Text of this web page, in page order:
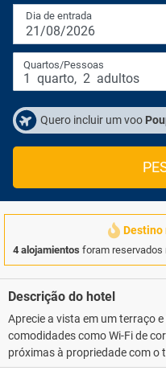
Dia de entrada
21/08/2026
Quartos/Pessoas
1 quarto, 2 adultos
Quero incluir um voo
Destino
4 alojamientos foram
Descrição do hotel
Aprecie a vista em um terraço
comodidades como Wi-Fi de
próximas à propriedade com
opera até 50 km.. As